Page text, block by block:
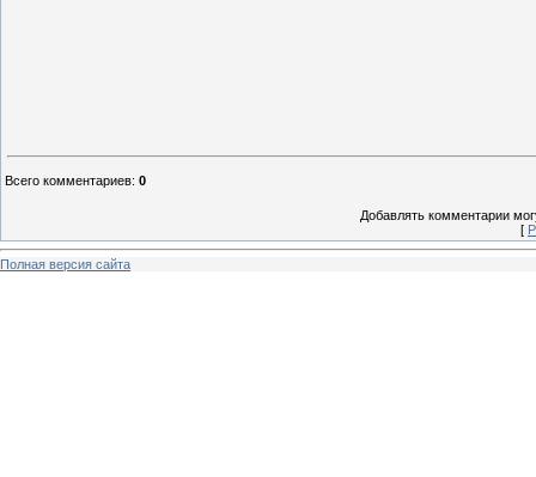
Всего комментариев: 0
Добавлять комментарии
[
Полная версия сайта